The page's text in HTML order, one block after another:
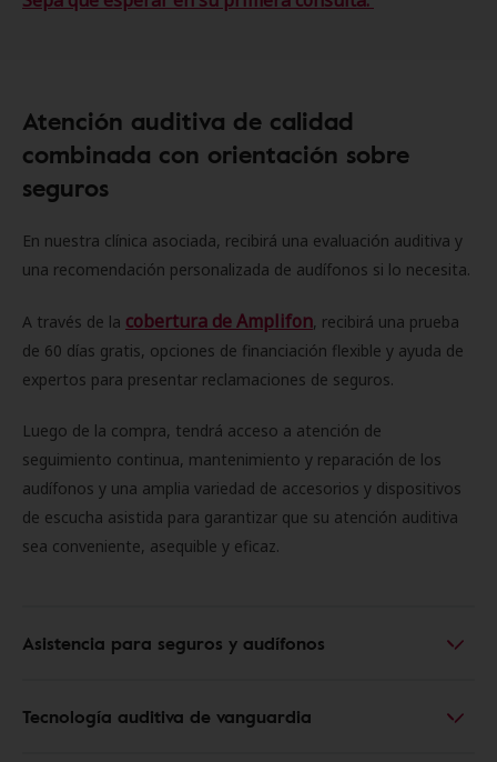
Atención auditiva de calidad
combinada con orientación sobre
seguros
En nuestra clínica asociada, recibirá una evaluación auditiva y
una recomendación personalizada de audífonos si lo necesita.
A través de la cobertura de Amplifon, recibirá una prueba
de 60 días gratis, opciones de financiación flexible y ayuda de
expertos para presentar reclamaciones de seguros.
Luego de la compra, tendrá acceso a atención de
seguimiento continua, mantenimiento y reparación de los
audífonos y una amplia variedad de accesorios y dispositivos
de escucha asistida para garantizar que su atención auditiva
sea conveniente, asequible y eficaz.
Asistencia para seguros y audífonos
Tecnología auditiva de vanguardia